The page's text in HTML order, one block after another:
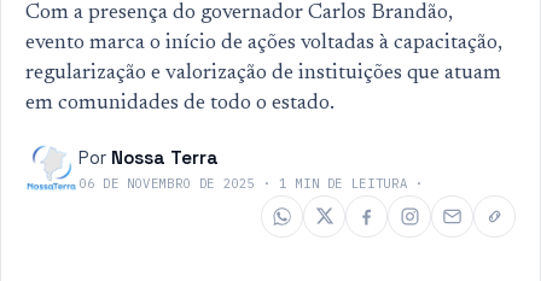
Com a presença do governador Carlos Brandão,
evento marca o início de ações voltadas à capacitação,
regularização e valorização de instituições que atuam
em comunidades de todo o estado.
Por Nossa Terra
06 DE NOVEMBRO DE 2025 · 1 MIN DE LEITURA ·